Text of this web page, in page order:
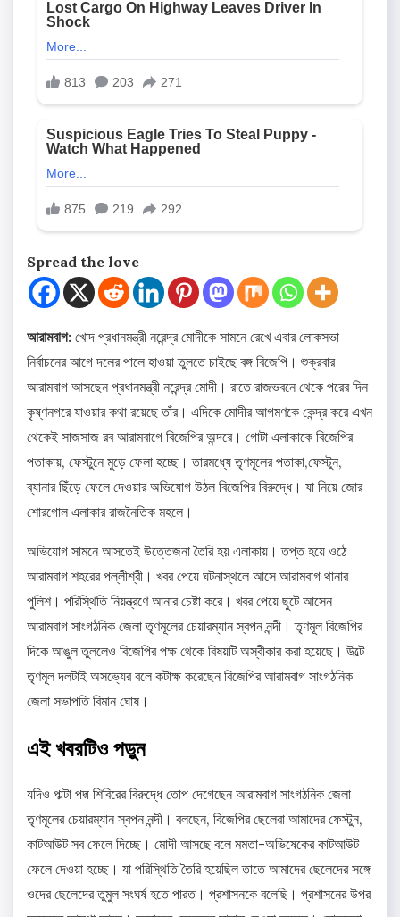
Spread the love
আরামবাগ: খোদ প্রধানমন্ত্রী নরেন্দ্র মোদীকে সামনে রেখে এবার লোকসভা
নির্বাচনের আগে দলের পালে হাওয়া তুলতে চাইছে বঙ্গ বিজেপি। শুক্রবার
আরামবাগ আসছেন প্রধানমন্ত্রী নরেন্দ্র মোদী। রাতে রাজভবনে থেকে পরের দিন
কৃষ্ণনগরে যাওয়ার কথা রয়েছে তাঁর। এদিকে মোদীর আগমণকে কেন্দ্র করে এখন
থেকেই সাজসাজ রব আরামবাগে বিজেপির অন্দরে। গোটা এলাকাকে বিজেপির
পতাকায়, ফেস্টুনে মুড়ে ফেলা হচ্ছে। তারমধ্যে তৃণমূলের পতাকা,ফেস্টুন,
ব্যানার ছিঁড়ে ফেলে দেওয়ার অভিযোগ উঠল বিজেপির বিরুদ্ধে। যা নিয়ে জোর
শোরগোল এলাকার রাজনৈতিক মহলে।
অভিযোগ সামনে আসতেই উত্তেজনা তৈরি হয় এলাকায়। তপ্ত হয়ে ওঠে
আরামবাগ শহরের পল্লীশ্রী। খবর পেয়ে ঘটনাস্থলে আসে আরামবাগ থানার
পুলিশ। পরিস্থিতি নিয়ন্ত্রণে আনার চেষ্টা করে। খবর পেয়ে ছুটে আসেন
আরামবাগ সাংগঠনিক জেলা তৃণমূলের চেয়ারম্যান স্বপন নন্দী। তৃণমূল বিজেপির
দিকে আঙুল তুললেও বিজেপির পক্ষ থেকে বিষয়টি অস্বীকার করা হয়েছে। উল্টে
তৃণমূল দলটাই অসভ্যের বলে কটাক্ষ করেছেন বিজেপির আরামবাগ সাংগঠনিক
জেলা সভাপতি বিমান ঘোষ।
এই খবরটিও পড়ুন
যদিও পাল্টা পদ্ম শিবিরের বিরুদ্ধে তোপ দেগেছেন আরামবাগ সাংগঠনিক জেলা
তৃণমূলের চেয়ারম্যান স্বপন নন্দী। বলছেন, বিজেপির ছেলেরা আমাদের ফেস্টুন,
কাটআউট সব ফেলে দিচ্ছে। মোদী আসছে বলে মমতা-অভিষেকের কাটআউট
ফেলে দেওয়া হচ্ছে। যা পরিস্থিতি তৈরি হয়েছিল তাতে আমাদের ছেলেদের সঙ্গে
ওদের ছেলেদের তুমুল সংঘর্ষ হতে পারত। প্রশাসনকে বলেছি। প্রশাসনের উপর